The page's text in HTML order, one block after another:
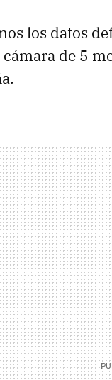
los datos
de 5